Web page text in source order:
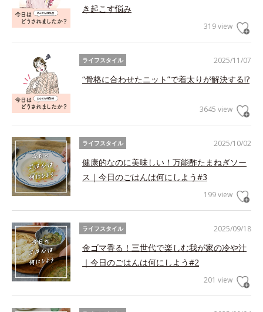
き起こす悩み
319 view
2025/11/07
ライフスタイル
“骨格に合わせたニット”で着太りが解決する!?
3645 view
2025/10/02
ライフスタイル
健康的なのに美味しい！万能酢たまねぎソー
ス｜今日のごはんは何にしよう#3
199 view
2025/09/18
ライフスタイル
金ゴマ香る！三世代で楽しむ我が家の冷や汁
｜今日のごはんは何にしよう#2
201 view